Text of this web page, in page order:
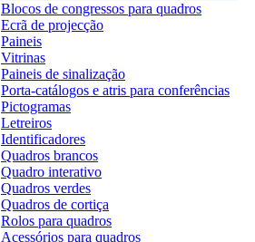
Blocos de congressos para quadros
Ecrã de projecção
Paineis
Vitrinas
Paineis de sinalização
Porta-catálogos e atris para conferências
Pictogramas
Letreiros
Identificadores
Quadros brancos
Quadro interativo
Quadros verdes
Quadros de cortiça
Rolos para quadros
Acessórios para quadros